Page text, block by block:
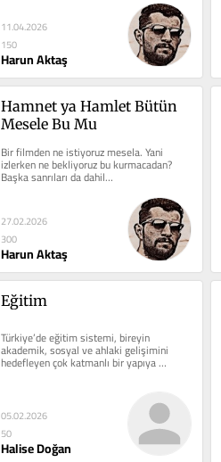
11.04.2026
150
Harun Aktaş
Hamnet ya Hamlet Bütün
Mesele Bu Mu
Bir filmden ne istiyoruz mesela. Yani
izlerken ne bekliyoruz bu kurmacadan?
Başka sanrıları da dahil…
27.02.2026
300
Harun Aktaş
Eğitim
Türkiye’de eğitim sistemi, bireyin
akademik, sosyal ve ahlaki gelişimini
hedefleyen çok katmanlı bir yapıya
sahiptir.…
05.02.2026
50
Halise Doğan